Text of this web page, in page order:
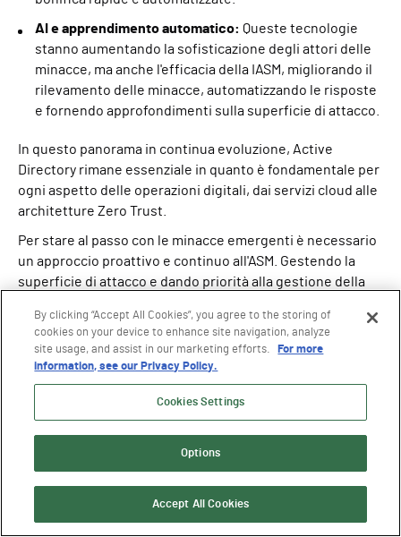
AI e apprendimento automatico: Queste tecnologie
stanno aumentando la sofisticazione degli attori delle
minacce, ma anche l'efficacia della IASM, migliorando il
rilevamento delle minacce, automatizzando le risposte
e fornendo approfondimenti sulla superficie di attacco.
In questo panorama in continua evoluzione, Active
Directory rimane essenziale in quanto è fondamentale per
ogni aspetto delle operazioni digitali, dai servizi cloud alle
architetture Zero Trust.
Per stare al passo con le minacce emergenti è necessario
un approccio proattivo e continuo all'ASM. Gestendo la
superficie di attacco e dando priorità alla gestione della
posizionate per garantire la resilienza operativa,
qualunque cosa accada.
Volete capire come le soluzioni Semperis possono aiutarvi
Per saperne di più sulla gestione
della superficie di attacco delle
By clicking “Accept All Cookies”, you agree to the storing of
cookies on your device to enhance site navigation, analyze
site usage, and assist in our marketing efforts.
For more
information, see our Privacy Policy.
Cookies Settings
Options
Accept All Cookies